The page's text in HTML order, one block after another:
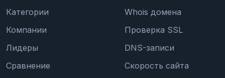
Категории
Компании
Лидеры
Сравнение
Whois домена
Проверка SSL
DNS-записи
Скорость сайта